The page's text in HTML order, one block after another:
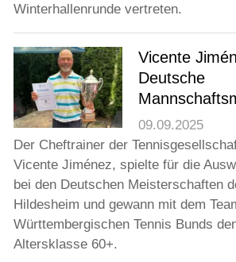
Winterhallenrunde vertreten.
Vicente
Deutsche
09.09.2025
Der Cheftrainer der
Vicente Jiménez, spielte für die
bei den Deutschen Meisterschaften
Hildesheim und gewann mit dem
Württembergischen Tennis Bunds
Altersklasse 60+.